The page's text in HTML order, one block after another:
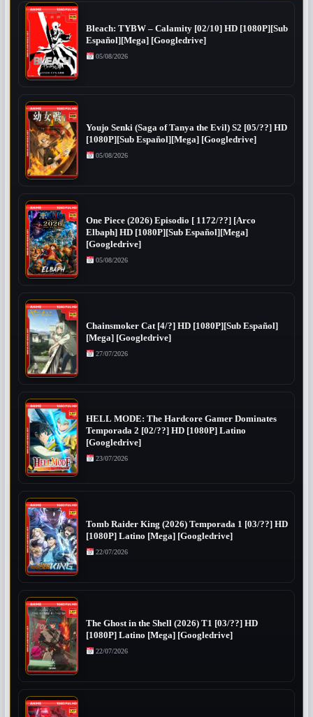
Bleach: TYBW – Calamity [02/10] HD [1080P][Sub
Español][Mega] [Googledrive]
05/08/2026
Youjo Senki (Saga of Tanya the Evil) S2 [05/??] HD
[1080P][Sub Español][Mega] [Googledrive]
05/08/2026
One Piece (2026) Episodio [ 1172/??] [Arco
Elbaph] HD [1080P][Sub Español][Mega]
[Googledrive]
05/08/2026
Chainsmoker Cat [4/?] HD [1080P][Sub Español]
[Mega] [Googledrive]
27/07/2026
HELL MODE: The Hardcore Gamer Dominates
Temporada 2 [02/??] HD [1080P] Latino
[Googledrive]
23/07/2026
Tomb Raider King (2026) Temporada 1 [03/??] HD
[1080P] Latino [Mega] [Googledrive]
22/07/2026
The Ghost in the Shell (2026) T1 [03/??] HD
[1080P] Latino [Mega] [Googledrive]
22/07/2026